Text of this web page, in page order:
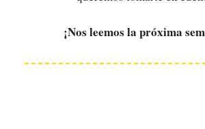
¡Nos leemos la próxima